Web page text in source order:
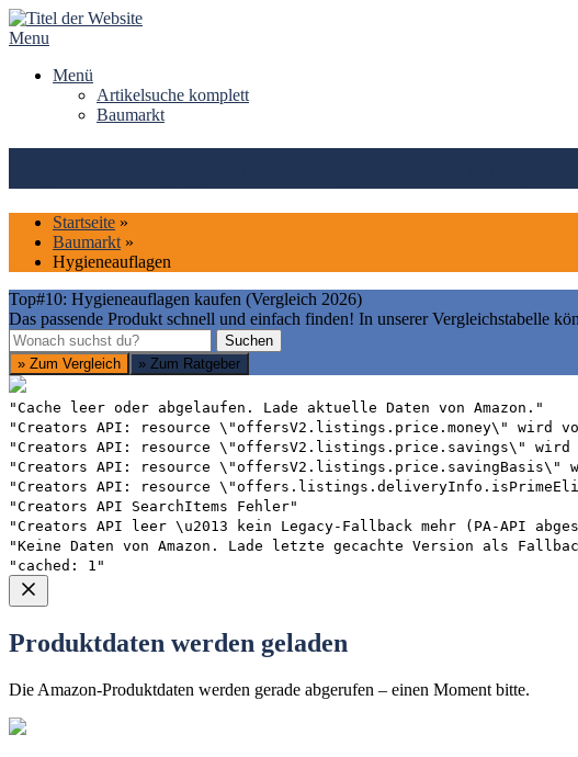
Skip
to
Menu
Menü
Artikelsuche komplett
Baumarkt
Startseite »
Baumarkt »
Hygieneauflagen
Top#10: Hygieneauflagen kaufen (Vergleich 2026)
Das passende Produkt schnell und einfach finden! In unserer Vergleichstabelle
Suchen
Suchen
» Zum Vergleich
» Zum Ratgeber
"Cache leer oder abgelaufen. Lade aktuelle Daten von Amazon."
"Creators API: resource \"offersV2.listings.price.money\" wird
"Creators API: resource \"offersV2.listings.price.savings\" wird
"Creators API: resource \"offersV2.listings.price.savingBasis\"
"Creators API: resource
"Creators API SearchItems Fehler"
"Creators API leer \u2013 kein Legacy-Fallback mehr (PA-API
"Keine Daten von Amazon. Lade letzte gecachte Version als
"cached: 1"
Produktdaten werden geladen
Die Amazon-Produktdaten werden gerade abgerufen – einen Moment bitte.